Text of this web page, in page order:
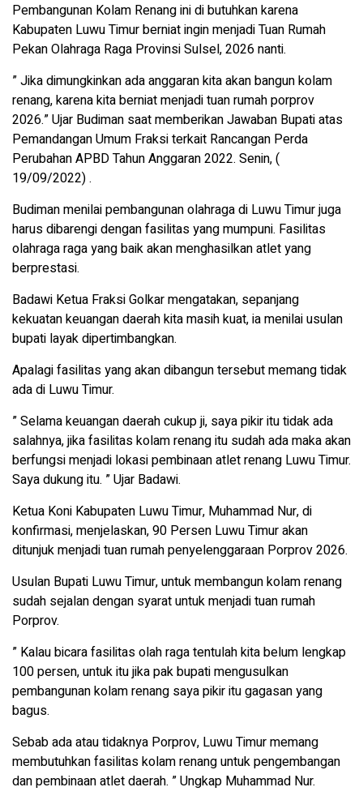
Pembangunan Kolam Renang ini di butuhkan karena
Kabupaten Luwu Timur berniat ingin menjadi Tuan Rumah
Pekan Olahraga Raga Provinsi Sulsel, 2026 nanti.
” Jika dimungkinkan ada anggaran kita akan bangun kolam
renang, karena kita berniat menjadi tuan rumah porprov
2026.” Ujar Budiman saat memberikan Jawaban Bupati atas
Pemandangan Umum Fraksi terkait Rancangan Perda
Perubahan APBD Tahun Anggaran 2022. Senin, (
19/09/2022) .
Budiman menilai pembangunan olahraga di Luwu Timur juga
harus dibarengi dengan fasilitas yang mumpuni. Fasilitas
olahraga raga yang baik akan menghasilkan atlet yang
berprestasi.
Badawi Ketua Fraksi Golkar mengatakan, sepanjang
kekuatan keuangan daerah kita masih kuat, ia menilai usulan
bupati layak dipertimbangkan.
Apalagi fasilitas yang akan dibangun tersebut memang tidak
ada di Luwu Timur.
” Selama keuangan daerah cukup ji, saya pikir itu tidak ada
salahnya, jika fasilitas kolam renang itu sudah ada maka akan
berfungsi menjadi lokasi pembinaan atlet renang Luwu Timur.
Saya dukung itu. ” Ujar Badawi.
Ketua Koni Kabupaten Luwu Timur, Muhammad Nur, di
konfirmasi, menjelaskan, 90 Persen Luwu Timur akan
ditunjuk menjadi tuan rumah penyelenggaraan Porprov 2026.
Usulan Bupati Luwu Timur, untuk membangun kolam renang
sudah sejalan dengan syarat untuk menjadi tuan rumah
Porprov.
” Kalau bicara fasilitas olah raga tentulah kita belum lengkap
100 persen, untuk itu jika pak bupati mengusulkan
pembangunan kolam renang saya pikir itu gagasan yang
bagus.
Sebab ada atau tidaknya Porprov, Luwu Timur memang
membutuhkan fasilitas kolam renang untuk pengembangan
dan pembinaan atlet daerah. ” Ungkap Muhammad Nur.